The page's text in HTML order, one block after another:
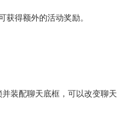
获得额外的活动奖励。
装配聊天底框，可以改变聊天